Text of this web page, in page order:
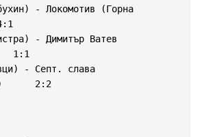
- Локомотив (Горна
- Димитър Ватев
1:1
- Септ. слава
2:2